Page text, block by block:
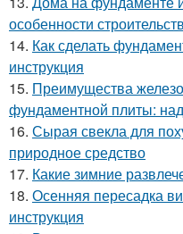
особенности
14. Как сделать
инструкция
15. Преимущества
фундаментной плиты:
16. Сырая свекла для
природное средство
17. Какие зимние
18. Осенняя пересадка
инструкция